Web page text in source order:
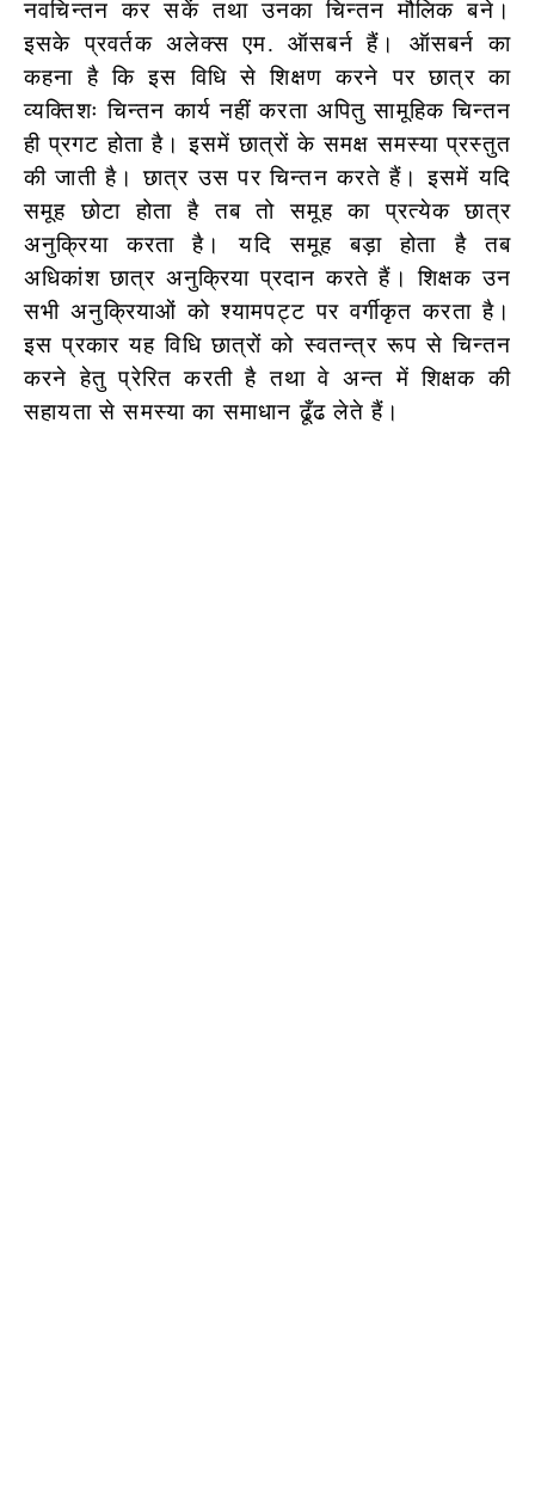
नवचिन्तन कर सकें तथा उनका चिन्तन मौलिक बने।
इसके प्रवर्तक अलेक्स एम. ऑसबर्न हैं। ऑसबर्न का
कहना है कि इस विधि से शिक्षण करने पर छात्र का
व्यक्तिशः चिन्तन कार्य नहीं करता अपितु सामूहिक चिन्तन
ही प्रगट होता है। इसमें छात्रों के समक्ष समस्या प्रस्तुत
की जाती है। छात्र उस पर चिन्तन करते हैं। इसमें यदि
समूह छोटा होता है तब तो समूह का प्रत्येक छात्र
अनुक्रिया करता है। यदि समूह बड़ा होता है तब
अधिकांश छात्र अनुक्रिया प्रदान करते हैं। शिक्षक उन
सभी अनुक्रियाओं को श्यामपट्ट पर वर्गीकृत करता है।
इस प्रकार यह विधि छात्रों को स्वतन्त्र रूप से चिन्तन
करने हेतु प्रेरित करती है तथा वे अन्त में शिक्षक की
सहायता से समस्या का समाधान ढूँढ लेते हैं।